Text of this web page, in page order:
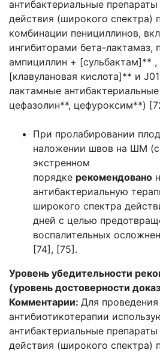
антибактериальные
действия (широкого спектра)
комбинации пенициллинов,
ингибиторами бета-лактамаз,
ампициллин + [сульбактам]**
[клавулановая кислота]** и
лактамные
цефазолин**, цефуроксим**)
При пролабировании
наложении швов на ШМ
экстренном
порядке рекомендовано
антибактериальную
широкого спектра
дней с целью
воспалительных
[74], [75].
Уровень убедительности
(уровень достоверности
Комментарии: Для проведения
антибиотикотерапии
антибактериальные
действия (широкого спектра)